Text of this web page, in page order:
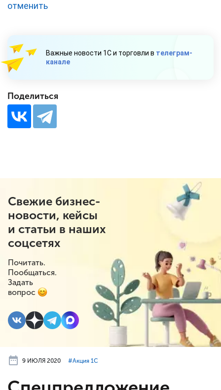
отменить
Важные новости 1С и торговли в телеграм-
канале
Поделиться
Свежие бизнес-
новости, кейсы
и статьи в наших
соцсетях
Почитать.
Пообщаться.
Задать
вопрос
9 ИЮЛЯ 2020 #⁣Акция 1С